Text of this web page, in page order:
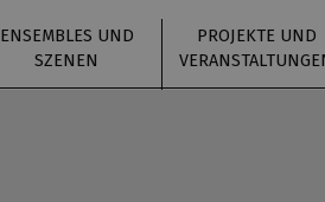
ENSEMBLES UND
SZENEN
PROJEKTE UND